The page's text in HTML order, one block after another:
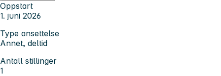
Oppstart
1. juni 2026
Type ansettelse
Annet, deltid
Antall stillinger
1